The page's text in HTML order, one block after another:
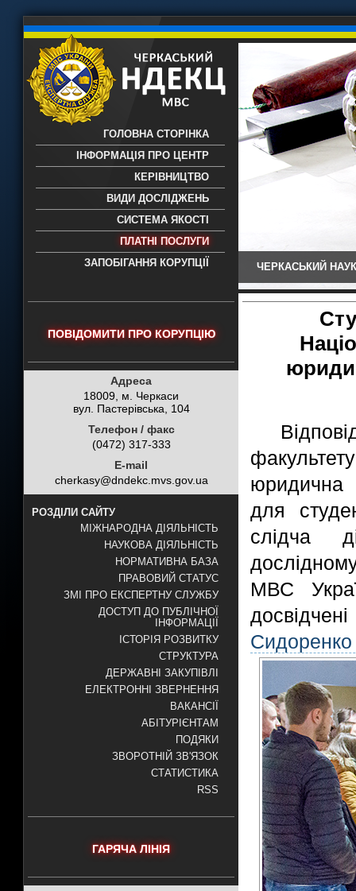
науково-дослідний експертно-
- проведення всих видів судових
експертиз
ГОЛОВНА СТОРІНКА
ІНФОРМАЦІЯ ПРО ЦЕНТР
КЕРІВНИЦТВО
ВИДИ ДОСЛІДЖЕНЬ
СИСТЕМА ЯКОСТІ
ПЛАТНІ ПОСЛУГИ
ЗАПОБІГАННЯ КОРУПЦІЇ
ЧЕРКАСЬКИЙ
ПОВІДОМИТИ ПРО КОРУПЦІЮ
Адреса
18009, м. Черкаси
вул. Пастерівська, 104
Телефон / факс
(0472) 317-333
E-mail
cherkasy@dndekc.mvs.gov.ua
РОЗДІЛИ САЙТУ
МІЖНАРОДНА ДІЯЛЬНІСТЬ
НАУКОВА ДІЯЛЬНІСТЬ
НОРМАТИВНА БАЗА
ПРАВОВИЙ СТАТУС
ЗМІ ПРО ЕКСПЕРТНУ СЛУЖБУ
ДОСТУП ДО ПУБЛІЧНОЇ
ІНФОРМАЦІЇ
ІСТОРІЯ РОЗВИТКУ
СТРУКТУРА
ДЕРЖАВНІ ЗАКУПІВЛІ
ЕЛЕКТРОННІ ЗВЕРНЕННЯ
ВАКАНСІЇ
АБІТУРІЄНТАМ
ПОДЯКИ
ЗВОРОТНІЙ ЗВ'ЯЗОК
СТАТИСТИКА
RSS
ГАРЯЧА ЛІНІЯ
юридична
для
слідча
МВС